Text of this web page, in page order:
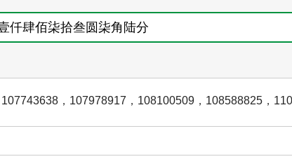
107743638 ， 107978917 ， 108100509 ， 108588825 ，